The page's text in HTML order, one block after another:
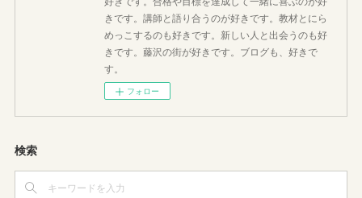
きです。講師と語り合うのが好きです。教材とにら
めっこするのも好きです。新しい人と出会うのも好
きです。藤沢の街が好きです。ブログも、好きで
す。
フォロー
検索